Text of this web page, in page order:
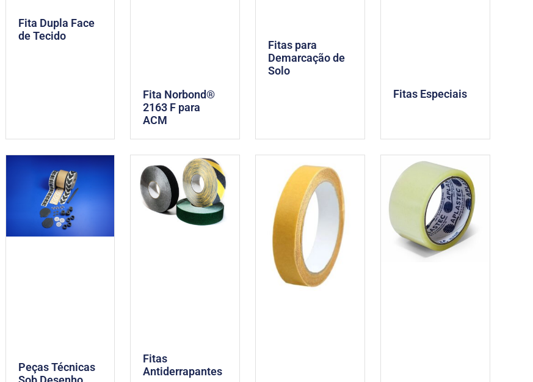
Fita Dupla Face
de Tecido
Fita Norbond®
2163 F para
ACM
Fitas para
Demarcação de
Solo
Fitas Especiais
Peças Técnicas
Fitas
Antiderrapantes